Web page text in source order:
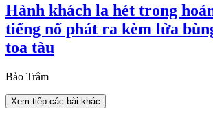
Hành khách la hét trong
tiếng nổ phát ra kèm lửa
toa tàu
Bảo Trâm
Xem tiếp các bài khác